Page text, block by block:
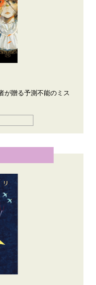
が贈る予測不能のミス